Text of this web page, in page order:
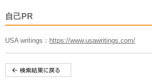
自己PR
USA writings： https://www.usawritings.com/